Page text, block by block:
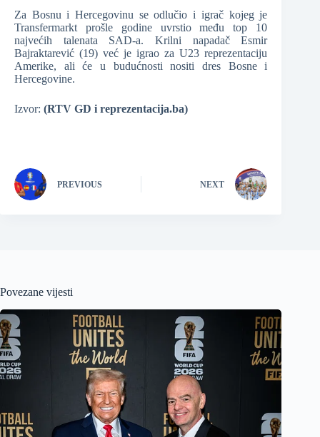
Za Bosnu i Hercegovinu se odlučio i igrač kojeg je
Transfermarkt prošle godine uvrstio među top 10
najvećih talenata SAD-a. Krilni napadač Esmir
Bajraktarević (19) već je igrao za U23 reprezentaciju
Amerike, ali će u budućnosti nositi dres Bosne i
Hercegovine.
Izvor: (RTV GD i reprezentacija.ba)
PREVIOUS NEXT
Povezane vijesti